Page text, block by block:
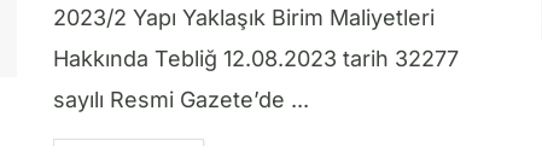
2023/2 Yapı Yaklaşık Birim Maliyetleri
Hakkında Tebliğ 12.08.2023 tarih 32277
sayılı Resmi Gazete’de ...